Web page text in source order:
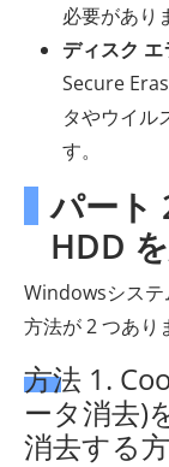
必要があり
ディスク
Secure
タやウイル
す。
パート
HDD
Windowsシステ
方法が 2 つあり
方法 1.
ータ消去)
消去する